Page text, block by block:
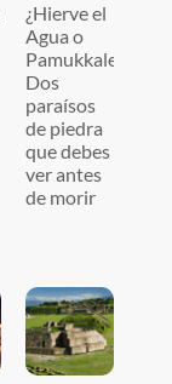
¿Hierve el
Agua o
Pamukkale?
Dos
paraísos
de piedra
que debes
ver antes
de morir